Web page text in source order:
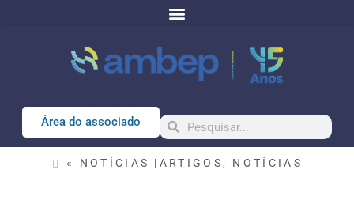
Área do associado
« NOTÍCIAS | ARTIGOS , NOTÍCIAS